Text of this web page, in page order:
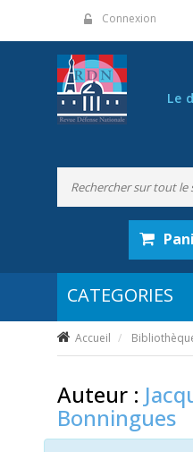
Connexion
Le
Accueil
Auteur :
Bonningues